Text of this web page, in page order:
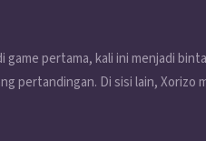
game pertama, kali ini menjadi
pertandingan. Di sisi lain, Xorizo